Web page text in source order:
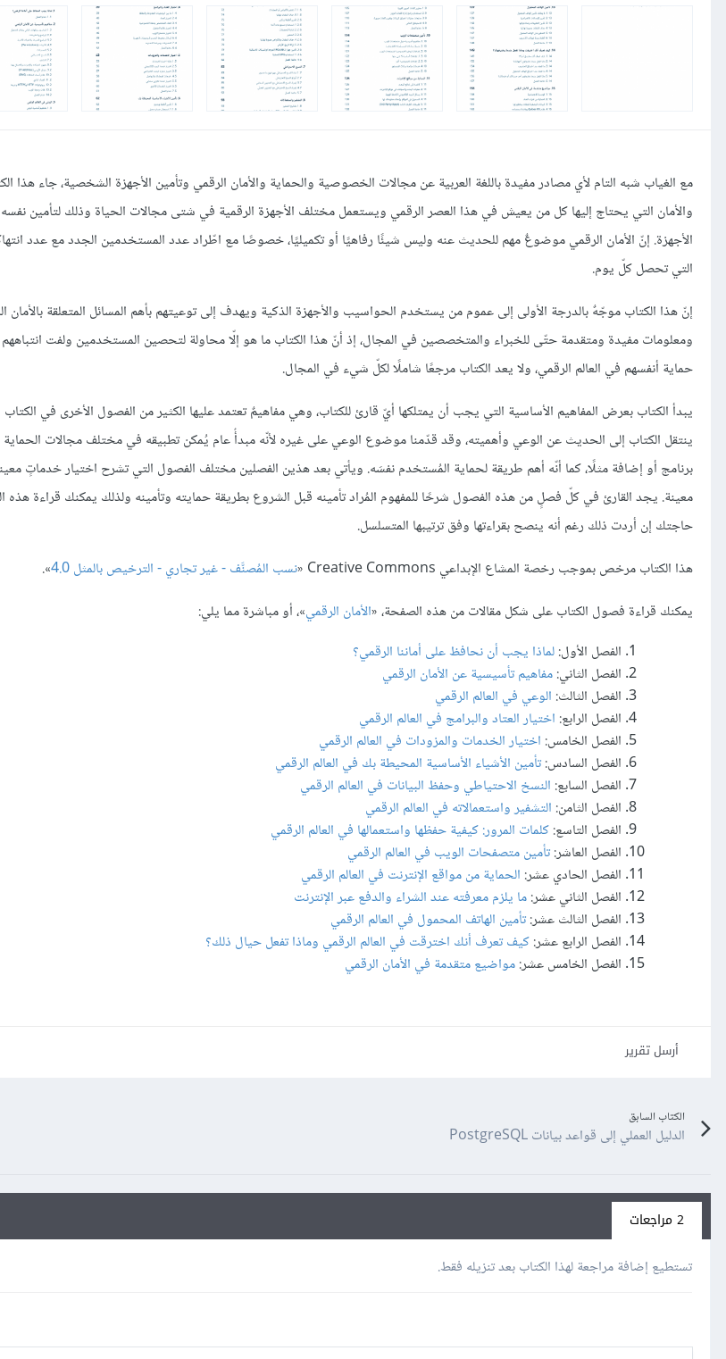
مع الغياب شبه التام لأي مصادر مفيدة باللغة العربية عن مجالات الخصوصية والحماية والأمان الرقمي وتأمين الأجهزة الشخصية، جاء هذا
والأمان التي يحتاج إليها كل من يعيش في هذا العصر الرقمي ويستعمل مختلف الأجهزة الرقمية في شتى مجالات الحياة وذلك لتأمين نفسه
الأجهزة. إنّ الأمان الرقمي موضوعٌ مهم للحديث عنه وليس شيئًا رفاهيًا أو تكميليًا، خصوصًا مع اطّراد عدد المستخدمين الجدد مع عدد
التي تحصل كلّ يوم.
إنّ هذا الكتاب موجّهٌ بالدرجة الأولى إلى عموم من يستخدم الحواسيب والأجهزة الذكية ويهدف إلى توعيتهم بأهم المسائل المتعلقة
ومعلومات مفيدة ومتقدمة حتّى للخبراء والمتخصصين في المجال، إذ أنّ هذا الكتاب ما هو إلّا محاولة لتحصين المستخدمين ولفت
حماية أنفسهم في العالم الرقمي، ولا يعد الكتاب مرجعًا شاملًا لكلّ شيء في المجال.
يبدأ الكتاب بعرض المفاهيم الأساسية التي يجب أن يمتلكها أيّ قارئ للكتاب، وهي مفاهيمٌ تعتمد عليها الكثير من الفصول الأخرى في
ينتقل الكتاب إلى الحديث عن الوعي وأهميته، وقد قدّمنا موضوع الوعي على غيره لأنّه مبدأٌ عام يُمكن تطبيقه في مختلف مجالات
برنامج أو إضافة مثلًا، كما أنّه أهم طريقة لحماية المُستخدم نفسَه. ويأتي بعد هذين الفصلين مختلف الفصول التي تشرح اختيار خدماتٍ
معينة. يجد القارئ في كلّ فصلٍ من هذه الفصول شرحًا للمفهوم المُراد تأمينه قبل الشروع بطريقة حمايته وتأمينه ولذلك يمكنك قراءة هذه
حاجتك إن أردت ذلك رغم أنه ينصح بقراءتها وفق ترتيبها المتسلسل.
هذا الكتاب مرخص بموجب رخصة المشاع الإبداعي Creative Commons «
نسب المُصنَّف - غير تجاري - الترخيص بالمثل 4.0
».
يمكنك قراءة فصول الكتاب على شكل مقالات من هذه الصفحة، «الأمان الرقمي»، أو مباشرة مما يلي:
الفصل الأول:لماذا يجب أن نحافظ على أماننا الرقمي؟
الفصل الثاني:مفاهيم تأسيسية عن الأمان الرقمي
الفصل الثالث: الوعي في العالم الرقمي
الفصل الرابع: اختيار العتاد والبرامج في العالم الرقمي
الفصل الخامس: اختيار الخدمات والمزودات في العالم الرقمي
الفصل السادس:تأمين الأشياء الأساسية المحيطة بك في العالم الرقمي
الفصل السابع: النسخ الاحتياطي وحفظ البيانات في العالم الرقمي
الفصل الثامن: التشفير واستعمالاته في العالم الرقمي
الفصل التاسع:كلمات المرور: كيفية حفظها واستعمالها في العالم الرقمي
الفصل العاشر:تأمين متصفحات الويب في العالم الرقمي
الفصل الحادي عشر: الحماية من مواقع الإنترنت في العالم الرقمي
الفصل الثاني عشر:ما يلزم معرفته عند الشراء والدفع عبر الإنترنت
الفصل الثالث عشر:تأمين الهاتف المحمول في العالم الرقمي
الفصل الرابع عشر:كيف تعرف أنك اخترقت في العالم الرقمي وماذا تفعل حيال ذلك؟
الفصل الخامس عشر:مواضيع متقدمة في الأمان الرقمي
أرسل تقرير
الكتاب السابق
الدليل العملي إلى قواعد بيانات PostgreSQL
2 مراجعات
تستطيع إضافة مراجعة لهذا الكتاب بعد تنزيله فقط.